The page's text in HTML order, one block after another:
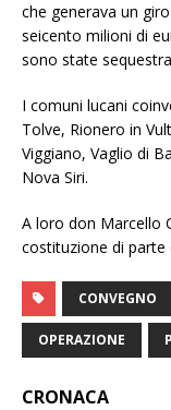
che generava un
seicento milioni di
sono state
I comuni lucani
Tolve, Rionero in
Viggiano, Vaglio di
Nova Siri.
A loro don Marcello
costituzione di parte
CONVEGNO
OPERAZIONE
CRONACA